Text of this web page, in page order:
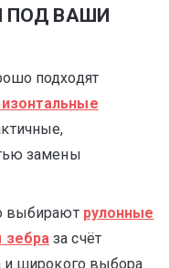
ПОД ВАШИ
подходят
замены
выбирают рулонные
зебра за счёт
и широкого выбора